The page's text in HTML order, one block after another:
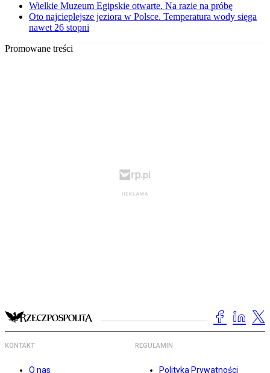
Wielkie Muzeum Egipskie otwarte. Na razie na próbę
Oto najcieplejsze jeziora w Polsce. Temperatura wody sięga
nawet 26 stopni
Promowane treści
KONTAKT
O nas
REGULAMIN
Polityka Prywatności